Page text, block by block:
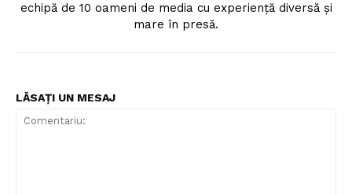
echipă de 10 oameni de media cu experiență diversă și
mare în presă.
LĂSAȚI UN MESAJ